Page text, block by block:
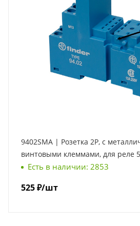
9402SMA | Розетка 2P, с
винтовыми клеммами, для реле
Есть в наличии: 2853
525₽/шт